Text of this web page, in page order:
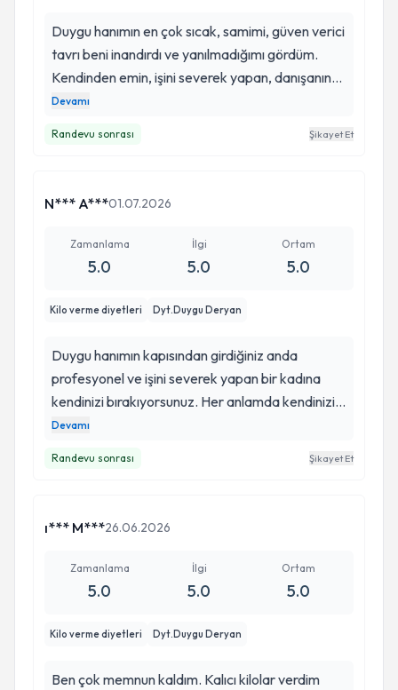
Duygu hanımın en çok sıcak, samimi, güven verici
tavrı beni inandırdı ve yanılmadığımı gördüm.
Kendinden emin, işini severek yapan, danışanına
yeteri kadar zaman ayıran psikolog gibi
Devamı
Randevu sonrası Şikayet Et
N*** A***01.07.2026
Zamanlama
5.0
İlgi
5.0
Ortam
5.0
Kilo verme diyetleri Dyt.Duygu Deryan
Duygu hanımın kapısından girdiğiniz anda
profesyonel ve işini severek yapan bir kadına
kendinizi bırakıyorsunuz. Her anlamda kendinizi
özel hissettirmeye başlıyor. Gerek ofisi ve ofis
dertleşme konusma vs. elinden geleni yapar sizi
cesaretlendirir, heveslendirir ve istekli bir hale
özen. En önemlisi her an ulaşılabilir. Doğum
totalde 10 kg ya hemde yağdan veda ettik☺️. İyi
Devamı
Randevu sonrası Şikayet Et
ı*** M***26.06.2026
Zamanlama
5.0
İlgi
5.0
Ortam
5.0
Kilo verme diyetleri Dyt.Duygu Deryan
Ben çok memnun kaldım. Kalıcı kilolar verdim